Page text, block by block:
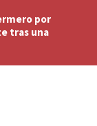
por
tras una